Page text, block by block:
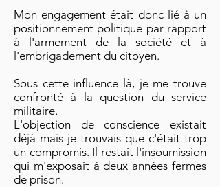
Mon engagement était donc lié à un
positionnement politique par rapport
à l'armement de la société et à
l'embrigadement du citoyen.
Sous cette influence là, je me trouve
confronté à la question du service
militaire.
L'objection de conscience existait
déjà mais je trouvais que c'était trop
un compromis. Il restait l'insoumission
qui m'exposait à deux années fermes
de prison.